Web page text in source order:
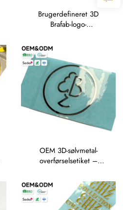
Brugerdefineret 3D
Brafab-logo-
elektroformeret metal til
mærkning af møbler og
husholdningsapparater
OEM 3D-sølvmetal-
overførselsetiket –
monogram-etiket til tøj og
gaveæsker